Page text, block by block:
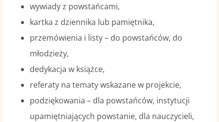
wywiady z powstańcami,
kartka z dziennika lub pamiętnika,
przemówienia i listy – do powstańców, do
młodzieży,
dedykacja w książce,
referaty na tematy wskazane w projekcie,
podziękowania – dla powstańców, instytucji
upamiętniających powstanie, dla nauczycieli,